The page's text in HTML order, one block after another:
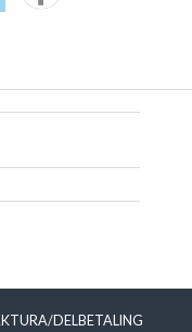
DELBETALING